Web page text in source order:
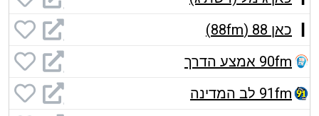
כאן 88 (88fm)
90fm אמצע הדרך
91fm לב המדינה